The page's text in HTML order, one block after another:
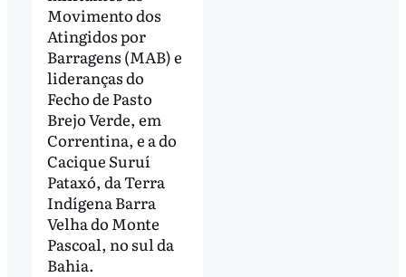
Movimento dos
Atingidos por
Barragens (MAB) e
lideranças do
Fecho de Pasto
Brejo Verde, em
Correntina, e a do
Cacique Suruí
Pataxó, da Terra
Indígena Barra
Velha do Monte
Pascoal, no sul da
Bahia.